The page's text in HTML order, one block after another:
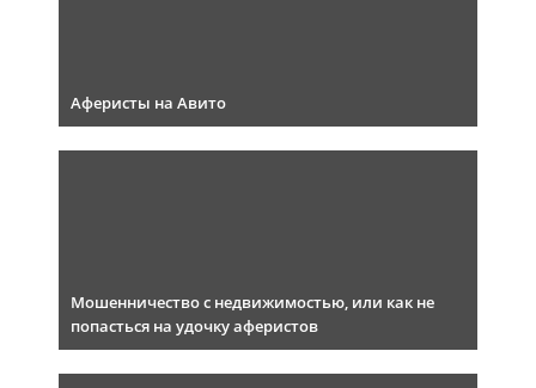
Аферисты на Авито
Мошенничество с недвижимостью, или как не
попасться на удочку аферистов